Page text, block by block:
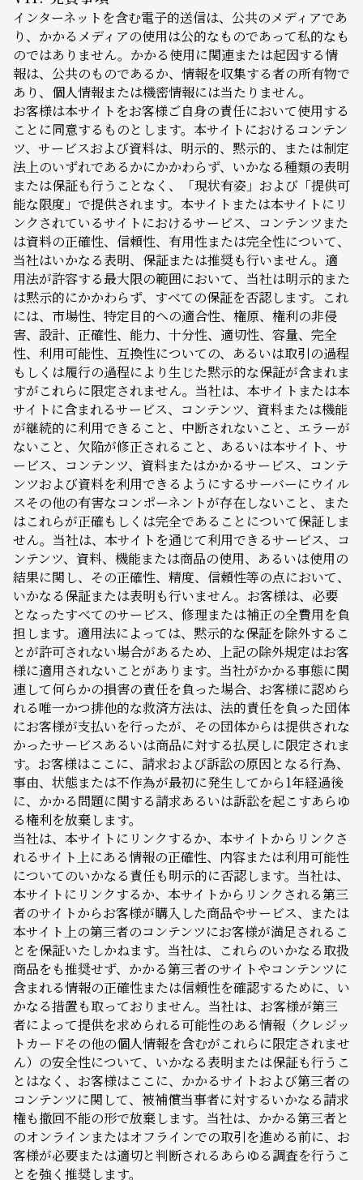
インターネットを含む電子的送信は、公共のメディアであ
り、かかるメディアの使用は公的なものであって私的なも
のではありません。かかる使用に関連または起因する情
報は、公共のものであるか、情報を収集する者の所有物で
あり、個人情報または機密情報には当たりません。
お客様は本サイトをお客様ご自身の責任において使用する
ことに同意するものとします。本サイトにおけるコンテン
ツ、サービスおよび資料は、明示的、黙示的、または制定
法上のいずれであるかにかかわらず、いかなる種類の表明
または保証も行うことなく、「現状有姿」および「提供可
能な限度」で提供されます。本サイトまたは本サイトにリ
ンクされているサイトにおけるサービス、コンテンツまた
は資料の正確性、信頼性、有用性または完全性について、
当社はいかなる表明、保証または推奨も行いません。適
用法が許容する最大限の範囲において、当社は明示的また
は黙示的にかかわらず、すべての保証を否認します。これ
には、市場性、特定目的への適合性、権原、権利の非侵
害、設計、正確性、能力、十分性、適切性、容量、完全
性、利用可能性、互換性についての、あるいは取引の過程
もしくは履行の過程により生じた黙示的な保証が含まれま
すがこれらに限定されません。当社は、本サイトまたは本
サイトに含まれるサービス、コンテンツ、資料または機能
が継続的に利用できること、中断されないこと、エラーが
ないこと、欠陥が修正されること、あるいは本サイト、サ
ービス、コンテンツ、資料またはかかるサービス、コンテ
ンツおよび資料を利用できるようにするサーバーにウイル
スその他の有害なコンポーネントが存在しないこと、また
はこれらが正確もしくは完全であることについて保証しま
せん。当社は、本サイトを通じて利用できるサービス、コ
ンテンツ、資料、機能または商品の使用、あるいは使用の
結果に関し、その正確性、精度、信頼性等の点において、
いかなる保証または表明も行いません。お客様は、必要
となったすべてのサービス、修理または補正の全費用を負
担します。適用法によっては、黙示的な保証を除外するこ
とが許可されない場合があるため、上記の除外規定はお客
様に適用されないことがあります。当社がかかる事態に関
連して何らかの損害の責任を負った場合、お客様に認めら
れる唯一かつ排他的な救済方法は、法的責任を負った団体
にお客様が支払いを行ったが、その団体からは提供されな
かったサービスあるいは商品に対する払戻しに限定されま
す。お客様はここに、請求および訴訟の原因となる行為、
事由、状態または不作為が最初に発生してから1年経過後
に、かかる問題に関する請求あるいは訴訟を起こすあらゆ
る権利を放棄します。
当社は、本サイトにリンクするか、本サイトからリンクさ
れるサイト上にある情報の正確性、内容または利用可能性
についてのいかなる責任も明示的に否認します。当社は、
本サイトにリンクするか、本サイトからリンクされる第三
者のサイトからお客様が購入した商品やサービス、または
本サイト上の第三者のコンテンツにお客様が満足されるこ
とを保証いたしかねます。当社は、これらのいかなる取扱
商品をも推奨せず、かかる第三者のサイトやコンテンツに
含まれる情報の正確性または信頼性を確認するために、い
かなる措置も取っておりません。当社は、お客様が第三
者によって提供を求められる可能性のある情報（クレジッ
トカードその他の個人情報を含むがこれらに限定されませ
ん）の安全性について、いかなる表明または保証も行うこ
とはなく、お客様はここに、かかるサイトおよび第三者の
コンテンツに関して、被補償当事者に対するいかなる請求
権も撤回不能の形で放棄します。当社は、かかる第三者と
のオンラインまたはオフラインでの取引を進める前に、お
客様が必要または適切と判断されるあらゆる調査を行うこ
とを強く推奨します。